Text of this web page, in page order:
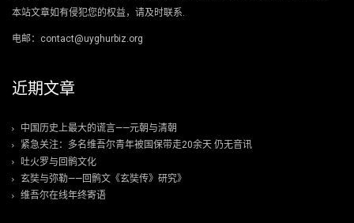
本站文章如有侵犯您的权益，请及时联系.
电邮：contact@uyghurbiz.org
近期文章
中国历史上最大的谎言——元朝与清朝
紧急关注：多名维吾尔青年被国保带走20余天 仍无音讯
吐火罗与回鹘文化
玄奘与弥勒——回鹘文《玄奘传》研究》
维吾尔在线年终寄语